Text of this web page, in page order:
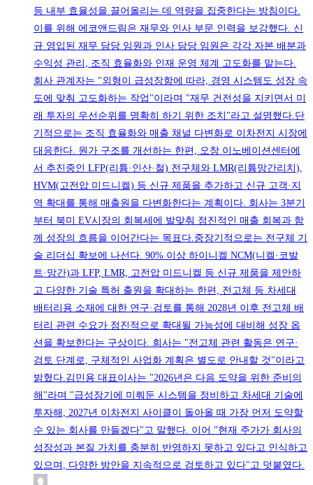
등 내부 효율성을 끌어올리는 데 역량을 집중한다는 방침이다.
이를 위해 에코앤드림은 재무와 인사 부문 인력을 보강했다. 신
규 영입된 재무 담당 임원과 인사 담당 임원은 각각 자본 배분과
수익성 관리, 조직 효율화와 인재 운영 체계 고도화를 맡는다.
회사 관계자는 "외형이 급성장함에 따라, 경영 시스템도 성장 속
도에 맞춰 고도화하는 작업"이라며 "재무 건전성을 지키면서 미
래 투자의 우선순위를 명확히 하기 위한 조치"라고 설명했다.단
기적으로는 조직 효율화와 매출 채널 다변화로 이차전지 시장에
대응한다. 원가 구조를 개선하는 한편, 오창 이노베이션센터에
서 추진중인 LFP(리튬·인산·철) 전구체와 LMR(리튬망간리치),
HVM(고전압 미드니켈) 등 신규 제품을 추가하고 신규 고객·지
역 확대를 통해 매출원을 다변화한다는 계획이다. 회사는 3분기
부터 북미 EV시장의 회복세에 발맞춰 점진적인 매출 회복과 함
께 성장의 흐름을 이어간다는 목표다.중장기적으로는 전구체 기
술 리더십 확보에 나선다. 90% 이상 하이니켈 NCM(니켈·코발
트·망간)과 LFP, LMR, 고전압 미드니켈 등 신규 제품을 제안하
고 다양한 기술 특허 출원을 확대하는 한편, 전고체 등 차세대
배터리용 소재에 대한 연구·검토를 통해 2028년 이후 전고체 배
터리 관련 수요가 점진적으로 확대될 가능성에 대비해 성장 옵
션을 확보한다는 구상이다. 회사는 "전고체 관련 활동은 연구·
검토 단계로, 구체적인 사업화 계획은 별도로 안내할 것"이라고
밝혔다.김민용 대표이사는 "2026년은 다음 도약을 위한 준비의
해"라며 "급성장기에 미뤄둔 시스템을 정비하고 차세대 기술에
투자해, 2027년 이차전지 사이클이 돌아올 때 가장 먼저 도약할
수 있는 회사를 만들겠다"고 말했다. 이어 "현재 주가가 회사의
성장성과 본질 가치를 충분히 반영하지 못하고 있다고 인식하고
있으며, 다양한 방안을 지속적으로 검토하고 있다"고 덧붙였다.